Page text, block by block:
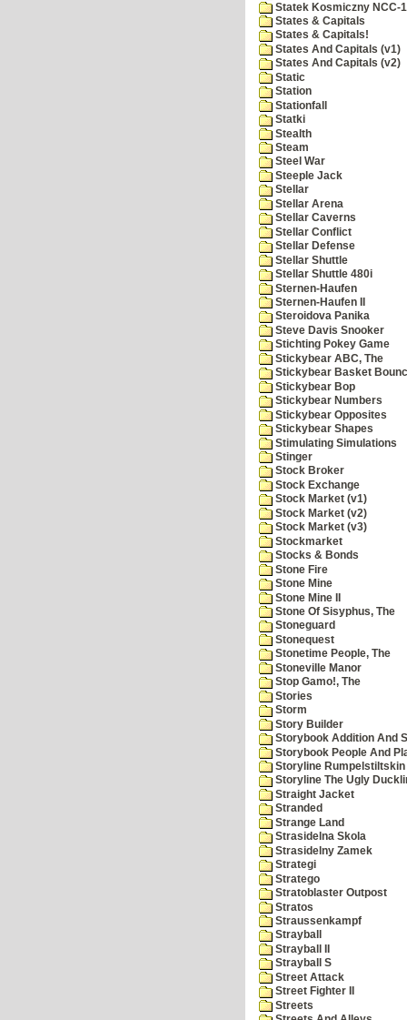
Statek Kosmiczny NCC-
States & Capitals
States & Capitals!
States And Capitals (v1)
States And Capitals (v2)
Static
Station
Stationfall
Statki
Stealth
Steam
Steel War
Steeple Jack
Stellar
Stellar Arena
Stellar Caverns
Stellar Conflict
Stellar Defense
Stellar Shuttle
Stellar Shuttle 480i
Sternen-Haufen
Sternen-Haufen II
Steroidova Panika
Steve Davis Snooker
Stichting Pokey Game
Stickybear ABC, The
Stickybear Basket
Stickybear Bop
Stickybear Numbers
Stickybear Opposites
Stickybear Shapes
Stimulating Simulations
Stinger
Stock Broker
Stock Exchange
Stock Market (v1)
Stock Market (v2)
Stock Market (v3)
Stockmarket
Stocks & Bonds
Stone Fire
Stone Mine
Stone Mine II
Stone Of Sisyphus, The
Stoneguard
Stonequest
Stonetime People, The
Stoneville Manor
Stop Gamo!, The
Stories
Storm
Story Builder
Storybook Addition And
Storybook People And
Storyline Rumpelstiltskin
Storyline The Ugly
Straight Jacket
Stranded
Strange Land
Strasidelna Skola
Strasidelny Zamek
Strategi
Stratego
Stratoblaster Outpost
Stratos
Straussenkampf
Strayball
Strayball II
Strayball S
Street Attack
Street Fighter II
Streets